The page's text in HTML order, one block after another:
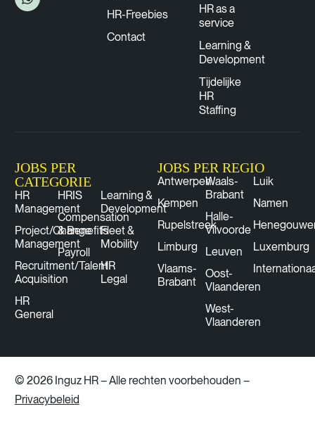
HR-Freebies
Contact
HR as a
service
Learning &
Development
Tijdelijke
HR
Staffing
JOBS PER
CATEGORIE
HR
Management
Project/Change
Management
Recruitment/Talent
Acquisition
HR
General
HRIS
Compensation
& Benefits
Payroll
Learning &
Development
Fleet &
Mobility
HR
Legal
JOBS PER REGIO
Antwerpen
Kempen
Rupelstreek
Limburg
Vlaams-
Brabant
Waals-
Brabant
Halle-
Vilvoorde
Leuven
Oost-
Vlaanderen
West-
Vlaanderen
Luik
Namen
Luxemburg
© 2026 Inguz HR – Alle rechten voorbehouden –
Privacybeleid